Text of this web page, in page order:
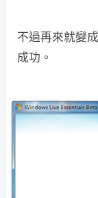
不過再來就變
成功。